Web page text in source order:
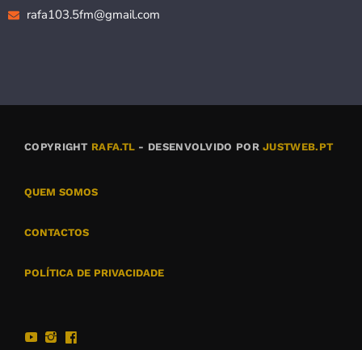
rafa103.5fm@gmail.com
COPYRIGHT RAFA.TL - DESENVOLVIDO PORJUSTWEB.PT
QUEM SOMOS
CONTACTOS
POLÍTICA DE PRIVACIDADE